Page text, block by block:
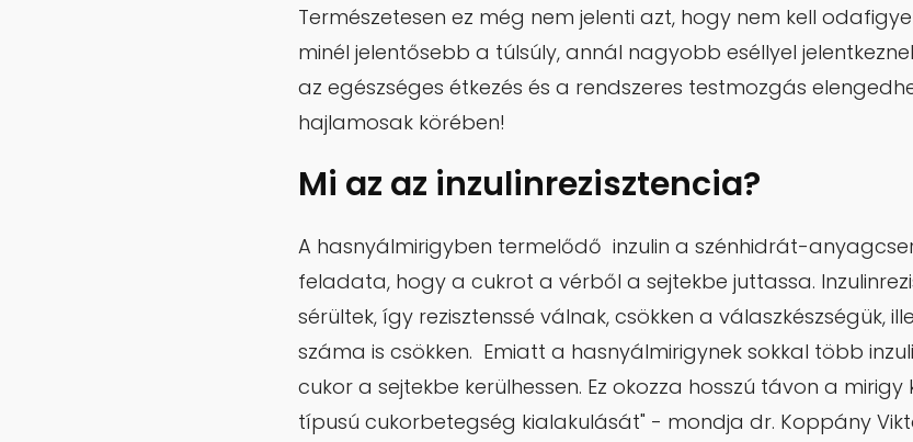
Természetesen ez még nem jelenti azt, hogy nem kell
minél jelentősebb a túlsúly, annál nagyobb eséllyel
az egészséges étkezés és a rendszeres testmozgás
hajlamosak körében!
Mi az az inzulinrezisztencia?
A hasnyálmirigyben termelődő inzulin a szénhidrát-
feladata, hogy a cukrot a vérből a sejtekbe juttassa.
sérültek, így rezisztenssé válnak, csökken a válaszkészségük,
száma is csökken. Emiatt a hasnyálmirigynek sokkal több
cukor a sejtekbe kerülhessen. Ez okozza hosszú távon a
típusú cukorbetegség kialakulását" - mondja dr. Koppány